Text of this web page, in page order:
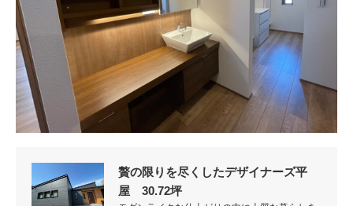
贅の限りを尽くしたデザイナーズ平
屋 30.72坪